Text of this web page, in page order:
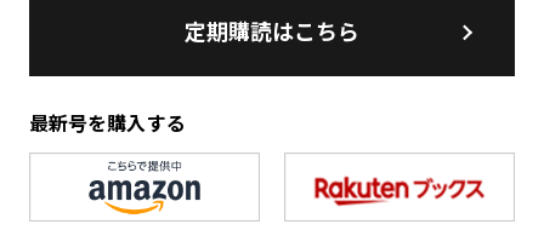
定期購読はこちら
最新号を購入する